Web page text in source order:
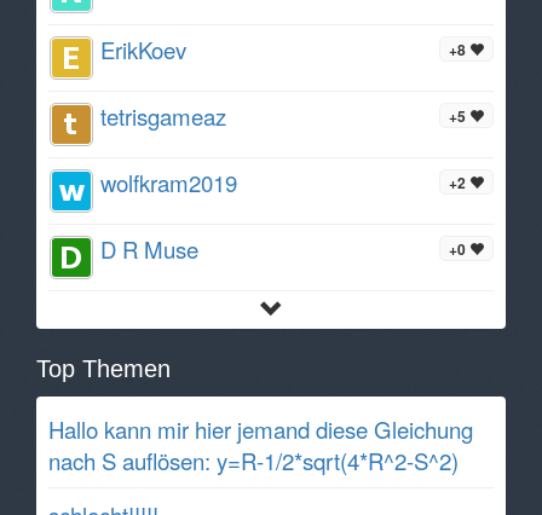
+8
ErikKoev
+5
tetrisgameaz
+2
wolfkram2019
+0
D R Muse
Top Themen
Hallo kann mir hier jemand diese Gleichung
nach S auflösen: y=R-1/2*sqrt(4*R^2-S^2)